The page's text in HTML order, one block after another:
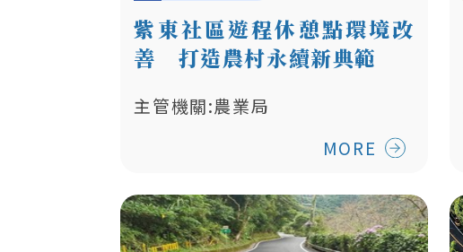
紫東社區遊程休憩點環境改
善 打造農村永續新典範
主管機關:農業局
MORE